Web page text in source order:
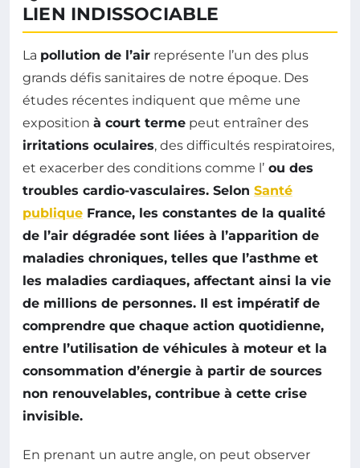
LIEN INDISSOCIABLE
La pollution de l’air représente l’un des plus
grands défis sanitaires de notre époque. Des
études récentes indiquent que même une
exposition à court terme peut entraîner des
irritations oculaires, des difficultés respiratoires,
et exacerber des conditions comme l’ ou des
troubles cardio-vasculaires. Selon Santé
publique France, les constantes de la qualité
de l’air dégradée sont liées à l’apparition de
maladies chroniques, telles que l’asthme et
les maladies cardiaques, affectant ainsi la vie
de millions de personnes. Il est impératif de
comprendre que chaque action quotidienne,
entre l’utilisation de véhicules à moteur et la
consommation d’énergie à partir de sources
non renouvelables, contribue à cette crise
invisible.
En prenant un autre angle, on peut observer